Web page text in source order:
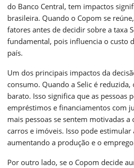
do Banco Central, tem impactos
brasileira. Quando o Copom se
fatores antes de decidir sobre a taxa
fundamental, pois influencia o custo
país.
Um dos principais impactos da
consumo. Quando a Selic é
barato. Isso significa que as pessoas
empréstimos e financiamentos com
mais pessoas se sentem motivadas
carros e imóveis. Isso pode estimular
aumentando a produção e o
Por outro lado, se o Copom decide